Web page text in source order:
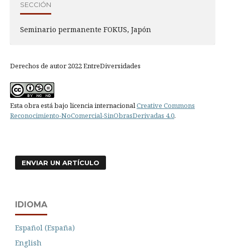
SECCIÓN
Seminario permanente FOKUS, Japón
Derechos de autor 2022 EntreDiversidades
Esta obra está bajo licencia internacionalCreative Commons
Reconocimiento-NoComercial-SinObrasDerivadas 4.0.
ENVIAR UN ARTÍCULO
IDIOMA
Español (España)
English